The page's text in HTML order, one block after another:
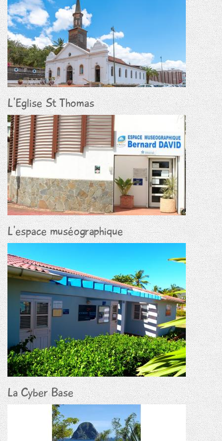
L'Eglise St Thomas
L'espace muséographique
La Cyber Base